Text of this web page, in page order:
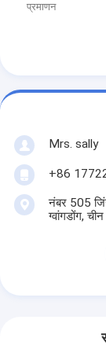
प्रमाणन
Mrs. sally
+86
नंबर 505
ग्वांगडोंग, चीन